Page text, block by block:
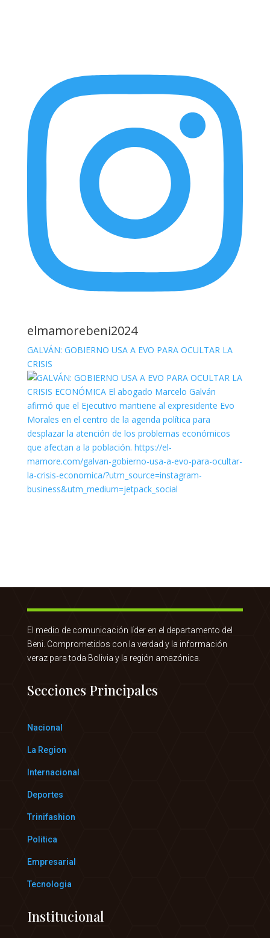
elmamorebeni2024
GALVÁN: GOBIERNO USA A EVO PARA OCULTAR LA
CRISIS
El medio de comunicación líder en el departamento del
Beni. Comprometidos con la verdad y la información
veraz para toda Bolivia y la región amazónica.
Secciones Principales
Nacional
La Region
Internacional
Deportes
Trinifashion
Politica
Empresarial
Tecnologia
Institucional